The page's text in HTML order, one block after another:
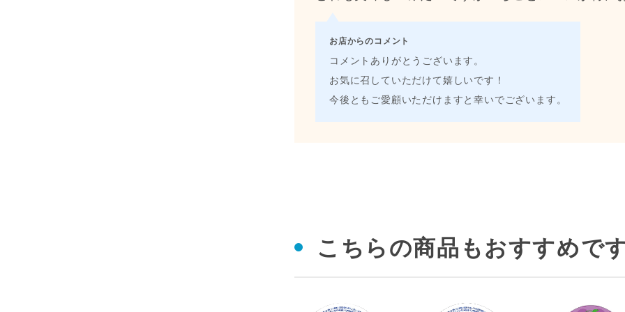
お店からのコメント
コメントありがとうございます。
お気に召していただけて嬉しいです！
今後ともご愛顧いただけますと幸いでございます。
こちらの商品もおすすめで